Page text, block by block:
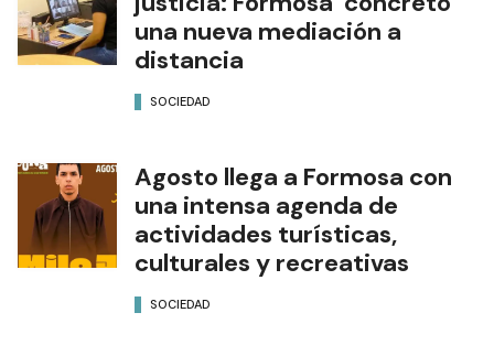
una nueva mediación a
distancia
SOCIEDAD
Agosto llega a Formosa con
una intensa agenda de
actividades turísticas,
culturales y recreativas
SOCIEDAD